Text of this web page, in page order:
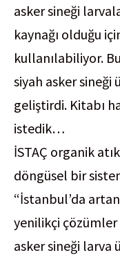
asker sineği
kaynağı olduğu
kullanılabiliyor.
siyah asker sineği
geliştirdi. Kitabı
istedik…
İSTAÇ organik
döngüsel bir
“İstanbul’da
yenilikçi çözümler
asker sineği larva